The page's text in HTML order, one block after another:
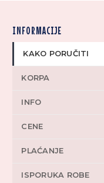
INFORMACIJE
KAKO PORUČITI
KORPA
INFO
CENE
PLAĆANJE
ISPORUKA ROBE